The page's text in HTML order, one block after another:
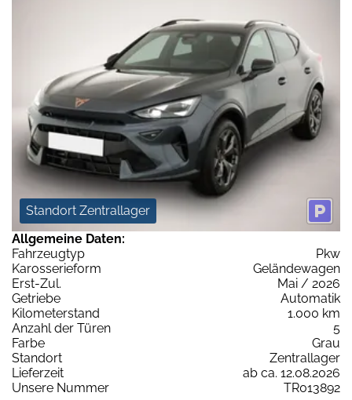
Standort Zentrallager
Allgemeine Daten:
Fahrzeugtyp
Pkw
Karosserieform
Geländewagen
Erst-Zul.
Mai / 2026
Getriebe
Automatik
Kilometerstand
1.000 km
Anzahl der Türen
5
Farbe
Grau
Standort
Zentrallager
Lieferzeit
ab ca. 12.08.2026
Unsere Nummer
TR013892